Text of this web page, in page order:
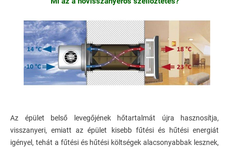
Az épület belső levegőjének hőtartalmát újra hasznosítja,
visszanyeri, emiatt az épület kisebb fűtési és hűtési energiát
igényel, tehát a fűtési és hűtési költségek alacsonyabbak lesznek,